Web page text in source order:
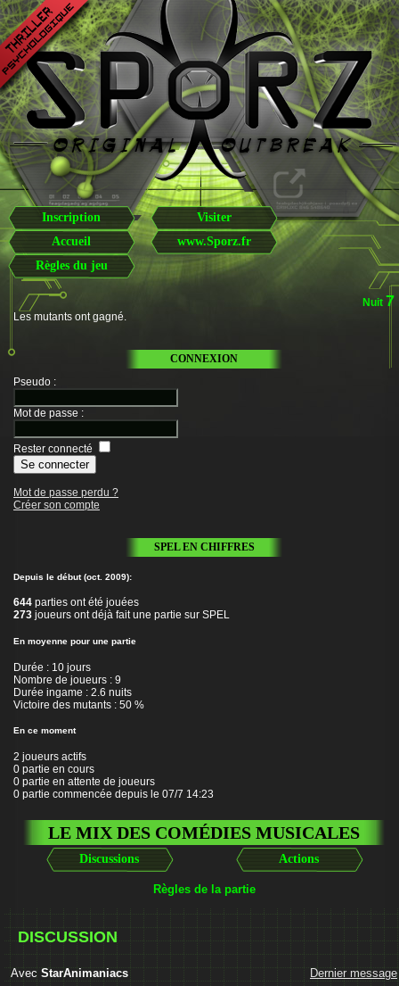
Inscription
Visiter
Accueil
www.Sporz.fr
Règles du jeu
Nuit 7
Les mutants ont gagné.
CONNEXION
Pseudo :
Mot de passe :
Rester connecté
Mot de passe perdu ?
Créer son compte
SPEL EN CHIFFRES
Depuis le début (oct. 2009):
644 parties ont été jouées
273 joueurs ont déjà fait une partie sur SPEL
En moyenne pour une partie
Durée : 10 jours
Nombre de joueurs : 9
Durée ingame : 2.6 nuits
Victoire des mutants : 50 %
En ce moment
2 joueurs actifs
0 partie en cours
0 partie en attente de joueurs
0 partie commencée depuis le 07/7 14:23
LE MIX DES COMÉDIES MUSICALES
Discussions Actions
Règles de la partie
DISCUSSION
Dernier message
Avec StarAnimaniacs